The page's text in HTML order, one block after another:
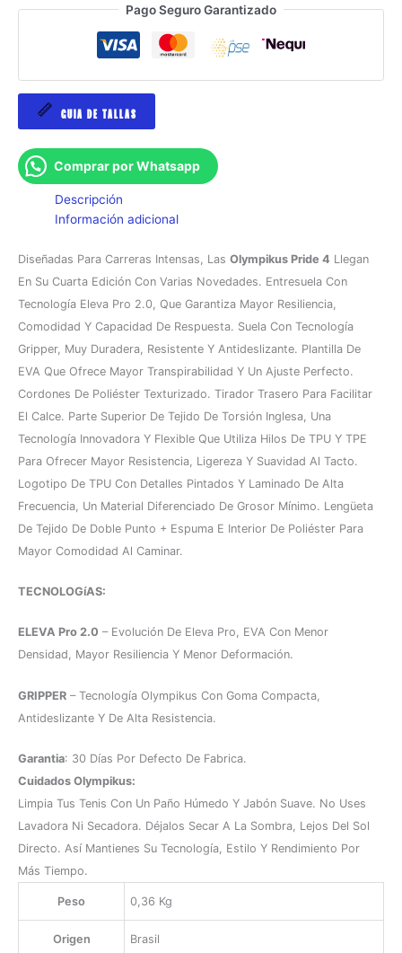
Pago Seguro Garantizado
GUIA DE TALLAS
Comprar por Whatsapp
Descripción
Información adicional
Diseñadas Para Carreras Intensas, Las Olympikus Pride 4 Llegan
En Su Cuarta Edición Con Varias Novedades. Entresuela Con
Tecnología Eleva Pro 2.0, Que Garantiza Mayor Resiliencia,
Comodidad Y Capacidad De Respuesta. Suela Con Tecnología
Gripper, Muy Duradera, Resistente Y Antideslizante. Plantilla De
EVA Que Ofrece Mayor Transpirabilidad Y Un Ajuste Perfecto.
Cordones De Poliéster Texturizado. Tirador Trasero Para Facilitar
El Calce. Parte Superior De Tejido De Torsión Inglesa, Una
Tecnología Innovadora Y Flexible Que Utiliza Hilos De TPU Y TPE
Para Ofrecer Mayor Resistencia, Ligereza Y Suavidad Al Tacto.
Logotipo De TPU Con Detalles Pintados Y Laminado De Alta
Frecuencia, Un Material Diferenciado De Grosor Mínimo. Lengüeta
De Tejido De Doble Punto + Espuma E Interior De Poliéster Para
Mayor Comodidad Al Caminar.
TECNOLOGíAS:
ELEVA Pro 2.0 – Evolución De Eleva Pro, EVA Con Menor
Densidad, Mayor Resiliencia Y Menor Deformación.
GRIPPER – Tecnología Olympikus Con Goma Compacta,
Antideslizante Y De Alta Resistencia.
Garantia: 30 Días Por Defecto De Fabrica.
Cuidados Olympikus:
Limpia Tus Tenis Con Un Paño Húmedo Y Jabón Suave. No Uses
Lavadora Ni Secadora. Déjalos Secar A La Sombra, Lejos Del Sol
Directo. Así Mantienes Su Tecnología, Estilo Y Rendimiento Por
Más Tiempo.
Peso 0,36 Kg
Origen Brasil